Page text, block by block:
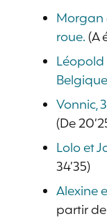
Morgan
roue.(A
Léopold
Vonnic,
(De
Lolo et
34’35)
Alexine
partir de